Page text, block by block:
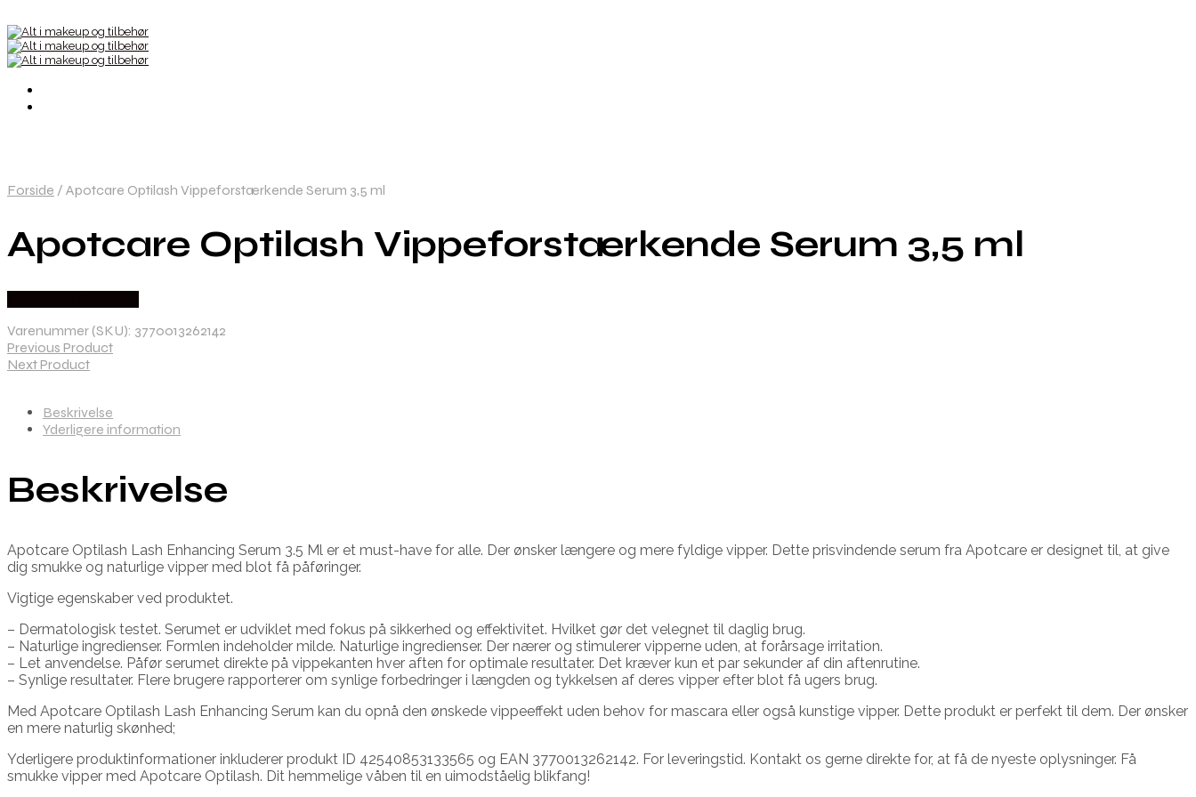
Forside / Apotcare Optilash Vippeforstærkende Serum 3,5 ml
Apotcare Optilash Vippeforstærkende Serum 3,5 ml
Varenummer (SKU): 3770013262142
Previous Product
Next Product
Beskrivelse
Yderligere information
Beskrivelse
Apotcare Optilash Lash Enhancing Serum 3.5 Ml er et must-have for alle. Der ønsker længere og mere fyldige vipper. Dette prisvindende serum fra Apotcare er designet til, at give
dig smukke og naturlige vipper med blot få påføringer.
Vigtige egenskaber ved produktet.
– Dermatologisk testet. Serumet er udviklet med fokus på sikkerhed og effektivitet. Hvilket gør det velegnet til daglig brug.
– Naturlige ingredienser. Formlen indeholder milde. Naturlige ingredienser. Der nærer og stimulerer vipperne uden, at forårsage irritation.
– Let anvendelse. Påfør serumet direkte på vippekanten hver aften for optimale resultater. Det kræver kun et par sekunder af din aftenrutine.
– Synlige resultater. Flere brugere rapporterer om synlige forbedringer i længden og tykkelsen af deres vipper efter blot få ugers brug.
Med Apotcare Optilash Lash Enhancing Serum kan du opnå den ønskede vippeeffekt uden behov for mascara eller også kunstige vipper. Dette produkt er perfekt til dem. Der ønsker
en mere naturlig skønhed;
Yderligere produktinformationer inkluderer produkt ID 42540853133565 og EAN 3770013262142. For leveringstid. Kontakt os gerne direkte for, at få de nyeste oplysninger. Få
smukke vipper med Apotcare Optilash. Dit hemmelige våben til en uimodståelig blikfang!